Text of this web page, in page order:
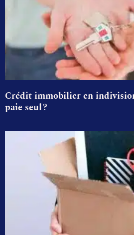
Crédit immobilier en
paie seul ?